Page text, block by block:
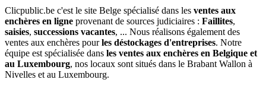
Clicpublic.be c'est le site Belge spécialisé dans les ventes aux
enchères en ligne provenant de sources judiciaires : Faillites,
saisies, successions vacantes, ... Nous réalisons également des
ventes aux enchères pourles déstockages d'entreprises. Notre
équipe est spécialisée dans les ventes aux enchères en Belgique et
au Luxembourg, nos locaux sont situés dans le Brabant Wallon à
Nivelles et au Luxembourg.